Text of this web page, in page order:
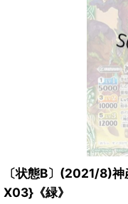
〔状態B〕(2021/8)
X03}《緑》